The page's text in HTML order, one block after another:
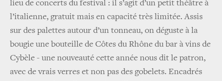
lieu de concerts du festival : il s’agit d’un petit théâtre à
l’italienne, gratuit mais en capacité très limitée. Assis
sur des palettes autour d’un tonneau, on déguste à la
bougie une bouteille de Côtes du Rhône du bar à vins de
Cybèle - une nouveauté cette année nous dit le patron,
avec de vrais verres et non pas des gobelets. Encadrés